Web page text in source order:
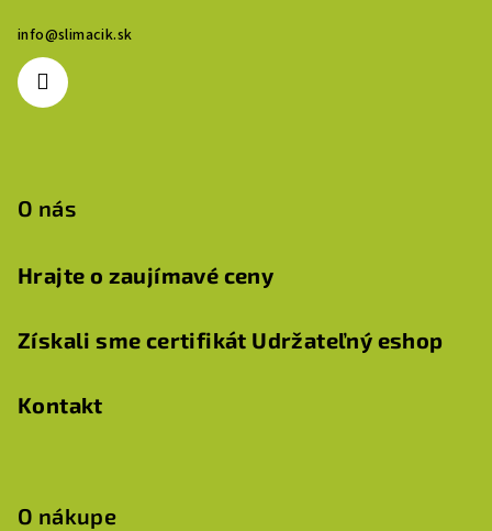
info@slimacik.sk
O nás
Hrajte o zaujímavé ceny
Získali sme certifikát Udržateľný eshop
Kontakt
O nákupe